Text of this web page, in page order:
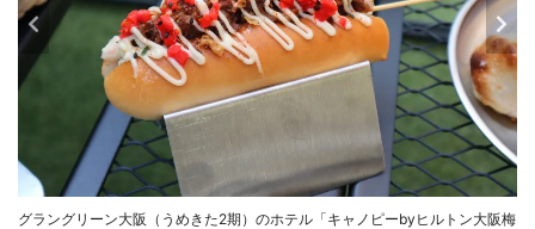
グラングリーン大阪（うめきた2期）のホテル「キャノピーbyヒルトン大阪梅